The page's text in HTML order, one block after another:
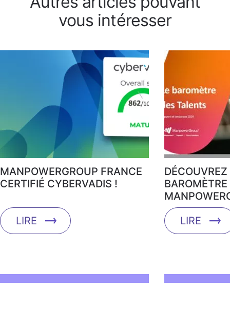
vous intéresser
MANPOWERGROUP FRANCE
CERTIFIÉ CYBERVADIS !
LIRE
DÉCOUVREZ
LIRE